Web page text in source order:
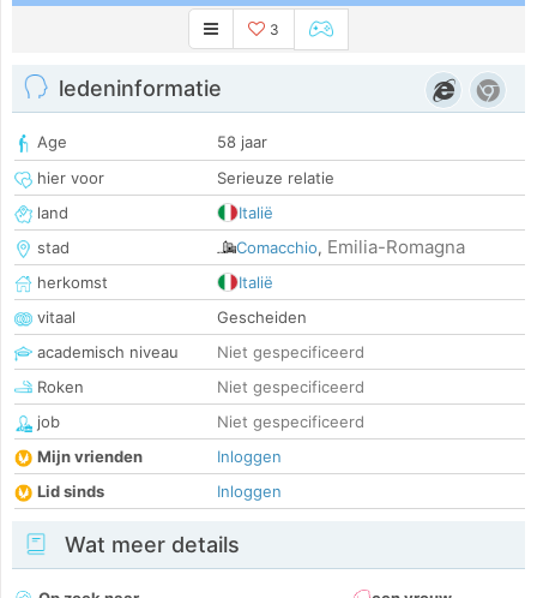
3
ledeninformatie
Age
58 jaar
hier voor
Serieuze relatie
land
Italië
stad
Comacchio, Emilia-Romagna
herkomst
Italië
vitaal
Gescheiden
academisch niveau
Niet gespecificeerd
Roken
Niet gespecificeerd
job
Niet gespecificeerd
Mijn vrienden
Inloggen
Lid sinds
Inloggen
Wat meer details